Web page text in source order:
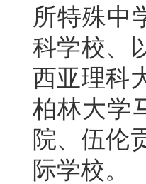
所特殊中
科学校、
西亚理科
柏林大学
院、伍伦
际学校。